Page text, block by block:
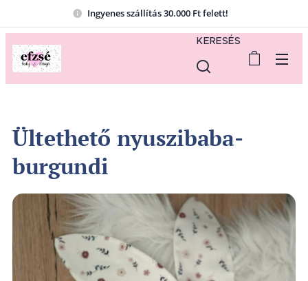
Ingyenes szállítás 30.000 Ft felett!
KERESÉS
Ültethető nyuszibaba-
burgundi